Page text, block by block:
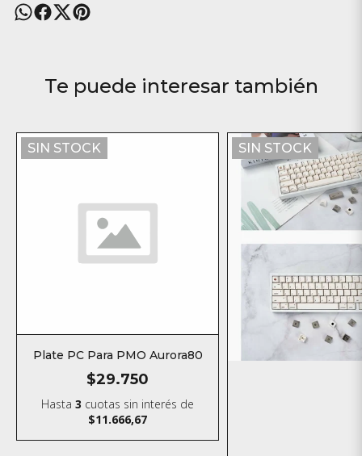
Te puede interesar también
SIN STOCK
Plate PC Para PMO Aurora80
$29.750
Hasta3 cuotas sin interés de
$11.666,67
SIN STOCK